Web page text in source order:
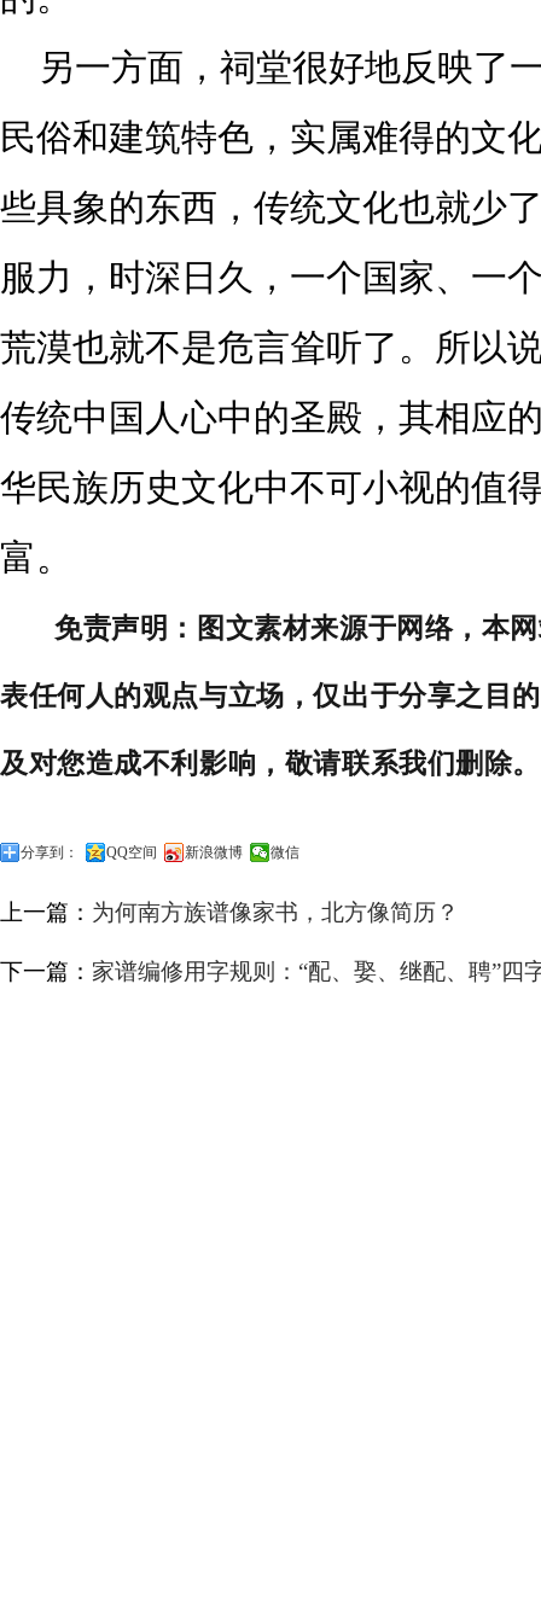
另一方面，祠堂很好地反映了
民俗和建筑特色，实属难得的文
些具象的东西，传统文化也就少
服力，时深日久，一个国家、一
荒漠也就不是危言耸听了。所以
传统中国人心中的圣殿，其相应
华民族历史文化中不可小视的值
富。
免责声明：图文素材来源于网络，本
表任何人的观点与立场，仅出于分享之目
及对您造成不利影响，敬请联系我们删除。
分享到： QQ空间 新浪微博 微信
上一篇： 为何南方族谱像家书，北方像简历？
下一篇： 家谱编修用字规则：“配、娶、继配、聘”四